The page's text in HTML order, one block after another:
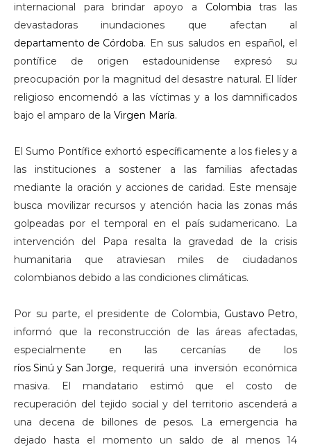
internacional para brindar apoyo a Colombia tras las
devastadoras inundaciones que afectan al
departamento de Córdoba. En sus saludos en español, el
pontífice de origen estadounidense expresó su
preocupación por la magnitud del desastre natural. El líder
religioso encomendó a las víctimas y a los damnificados
bajo el amparo de la Virgen María.
El Sumo Pontífice exhortó específicamente a los fieles y a
las instituciones a sostener a las familias afectadas
mediante la oración y acciones de caridad. Este mensaje
busca movilizar recursos y atención hacia las zonas más
golpeadas por el temporal en el país sudamericano. La
intervención del Papa resalta la gravedad de la crisis
humanitaria que atraviesan miles de ciudadanos
colombianos debido a las condiciones climáticas.
Por su parte, el presidente de Colombia, Gustavo Petro,
informó que la reconstrucción de las áreas afectadas,
especialmente en las cercanías de los
ríos Sinú y San Jorge, requerirá una inversión económica
masiva. El mandatario estimó que el costo de
recuperación del tejido social y del territorio ascenderá a
una decena de billones de pesos. La emergencia ha
dejado hasta el momento un saldo de al menos 14